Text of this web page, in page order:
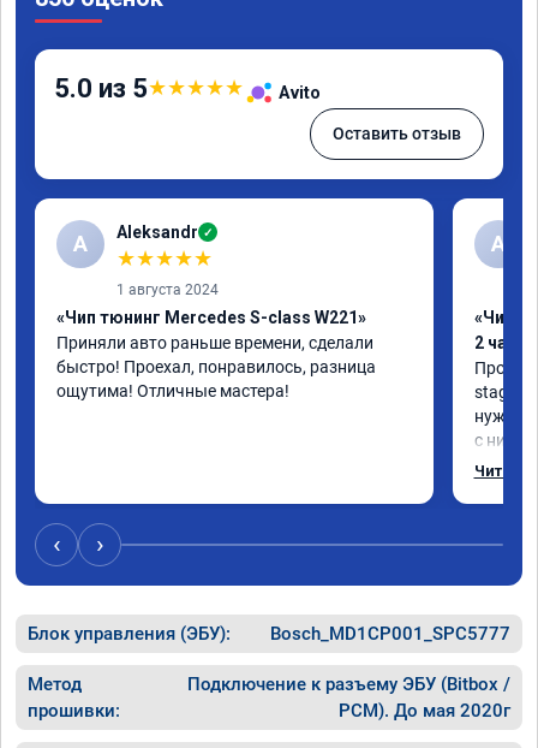
5.0 из 5★★★★★ Avito
Оставить отзыв
A Aleksandr ✓
★★★★★
1 августа 2024
«Чип тюнинг Mercedes S-class W221»
Приняли авто раньше времени, сделали
быстро! Проехал, понравилось, разница
ощутима! Отличные мастера!
А
«Чип
2 часа»
stage
нужно:
с
Одни
Читать
‹ ›
Блок управления (ЭБУ): Bosch_MD1CP001_SPC5777
Метод
прошивки:
Подключение к разъему ЭБУ (Bitbox /
PCM). До мая 2020г